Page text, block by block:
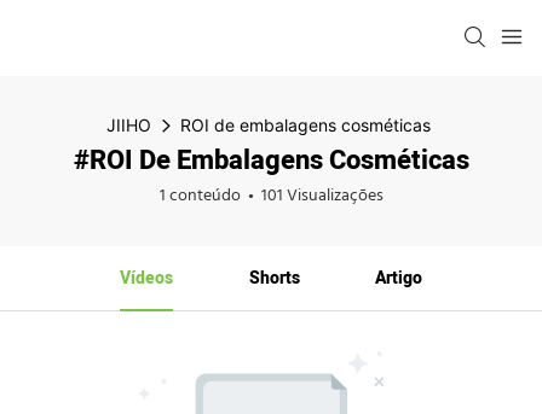
JIIHO ROI de embalagens cosméticas
#ROI De Embalagens Cosméticas
1 conteúdo 101 Visualizações
Vídeos Shorts Artigo